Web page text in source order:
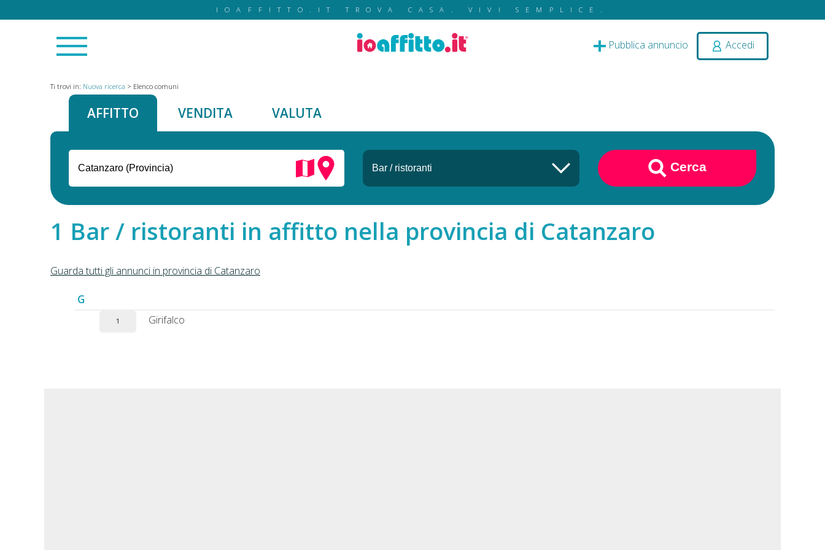
IOAFFITTO.IT TROVA CASA. VIVI SEMPLICE.
Pubblica annuncio Accedi
Ti trovi in: Nuova ricerca > Elenco comuni
AFFITTO VENDITA VALUTA
Cerca
Bar / ristoranti in affitto nella provincia di Catanzaro
Guarda tutti gli annunci in provincia di Catanzaro
G
1 Girifalco